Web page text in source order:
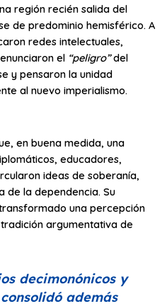
región recién salida del
de predominio hemisférico. A
redes intelectuales,
el “peligro”del
y pensaron la unidad
al nuevo imperialismo.
en buena medida, una
educadores,
ideas de soberanía,
de la dependencia. Su
una percepción
argumentativa de
decimonónicos y
además